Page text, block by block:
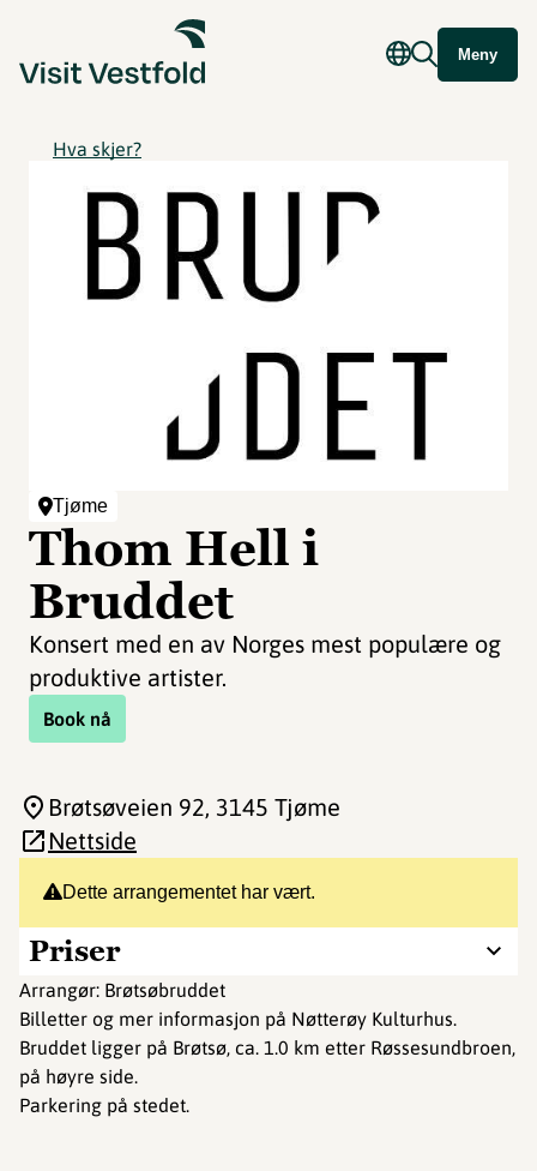
Meny
Hva skjer?
Tjøme
Thom Hell i
Bruddet
Konsert med en av Norges mest populære og
produktive artister.
Book nå
Dette arrangementet har vært.
Priser
Arrangør: Brøtsøbruddet
Billetter og mer informasjon på Nøtterøy Kulturhus.
Bruddet ligger på Brøtsø, ca. 1.0 km etter Røssesundbroen,
på høyre side.
Parkering på stedet.
Brøtsøveien 92, 3145 Tjøme
Nettside